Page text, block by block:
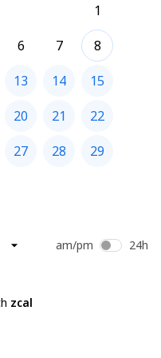
1
6 7
8
13 14
15
20 21
22
27 28
29
am/pm 24h
zcal